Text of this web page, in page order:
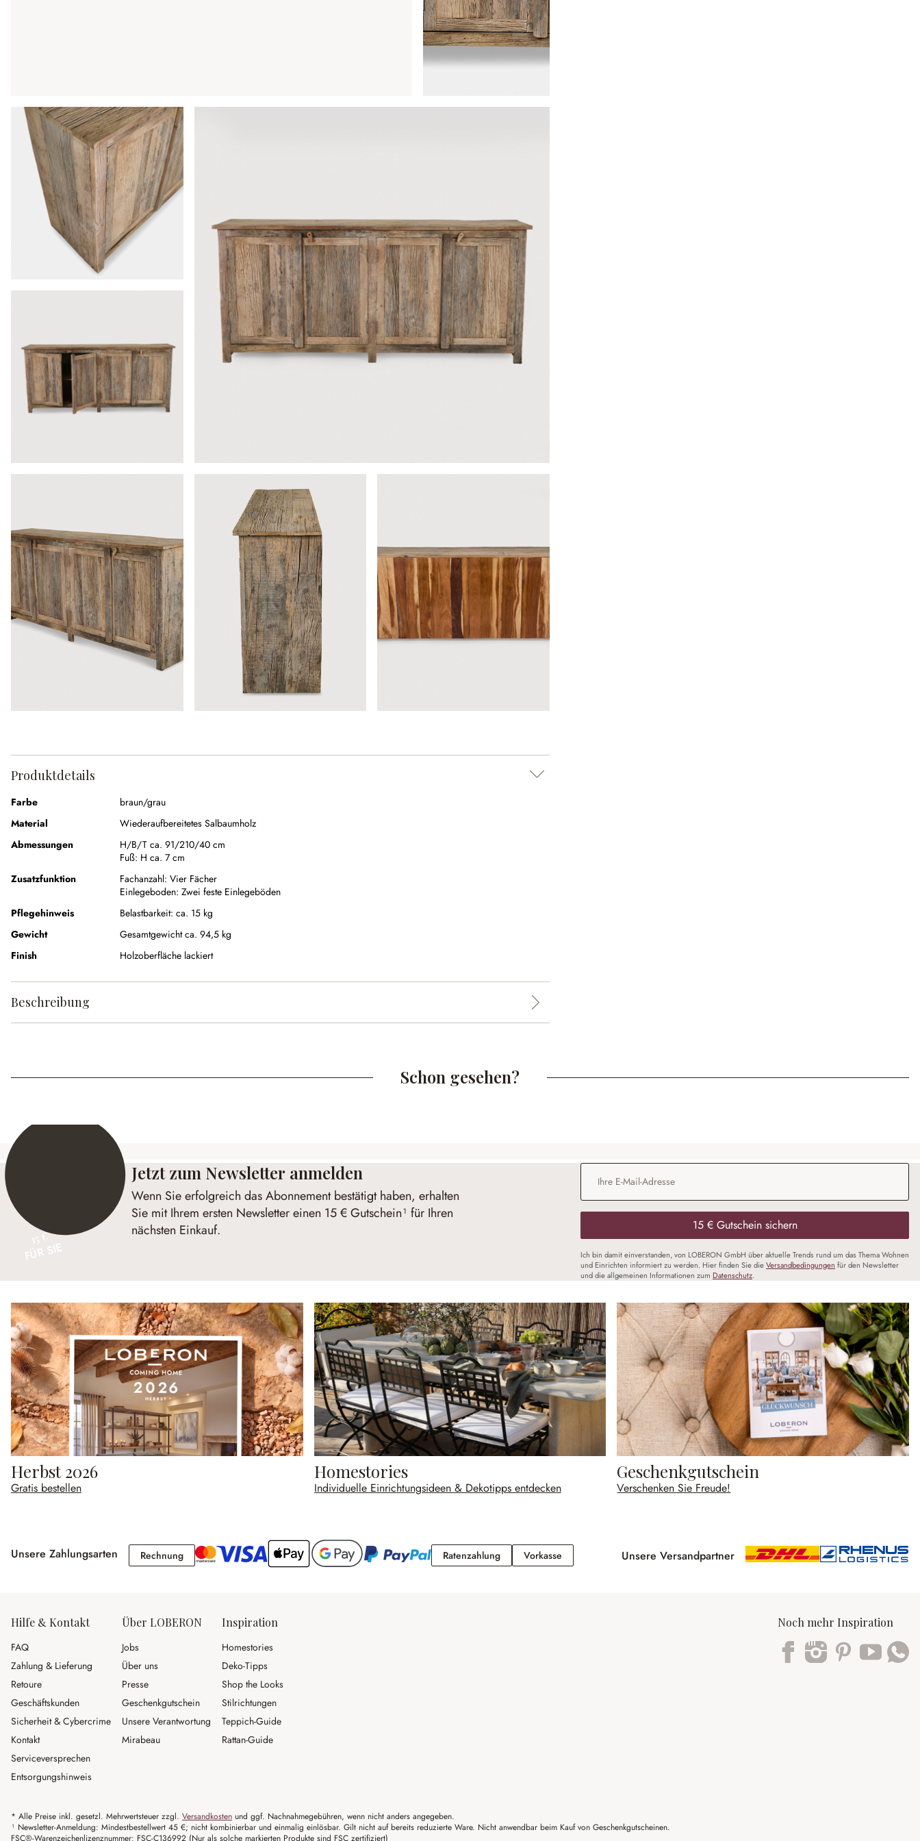
Produktdetails
Farbe
braun/grau
Material
Wiederaufbereitetes Salbaumholz
Abmessungen
H/B/T ca. 91/210/40 cm
Fuß: H ca. 7 cm
Zusatzfunktion
Fachanzahl: Vier Fächer
Einlegeboden: Zwei feste Einlegeböden
Pflegehinweis
Belastbarkeit: ca. 15 kg
Gewicht
Gesamtgewicht ca. 94,5 kg
Finish
Holzoberfläche lackiert
Beschreibung
Schon gesehen?
15 €
Jetzt zum Newsletter anmelden
Wenn Sie erfolgreich das Abonnement bestätigt haben, erhalten
Sie mit Ihrem ersten Newsletter einen 15 € Gutschein¹ für Ihren
nächsten Einkauf.
E-Mail-Adresse
15 € Gutschein sichern
Ich bin damit einverstanden, von LOBERON GmbH über aktuelle Trends rund um das Thema Wohnen
und Einrichten informiert zu werden. Hier finden Sie dieVersandbedingungen für den Newsletter
und die allgemeinen Informationen zum Datenschutz.
Herbst 2026
Gratis bestellen
Homestories
Individuelle Einrichtungsideen & Dekotipps entdecken
Geschenkgutschein
Verschenken Sie Freude!
Unsere Zahlungsarten RechnungRechnung RatenzahlungRatenzahlung
VorkasseVorkasse Unsere Versandpartner
Hilfe & Kontakt
FAQ
Zahlung & Lieferung
Retoure
Geschäftskunden
Sicherheit & Cybercrime
Kontakt
Serviceversprechen
Entsorgungshinweis
Über LOBERON
Jobs
Über uns
Presse
Geschenkgutschein
Unsere Verantwortung
Mirabeau
Inspiration
Homestories
Deko-Tipps
Shop the Looks
Stilrichtungen
Teppich-Guide
Rattan-Guide
Noch mehr Inspiration
* Alle Preise inkl. gesetzl. Mehrwertsteuer zzgl. Versandkosten und ggf. Nachnahmegebühren, wenn nicht anders angegeben.
¹ Newsletter-Anmeldung: Mindestbestellwert 45 €; nicht kombinierbar und einmalig einlösbar. Gilt nicht auf bereits reduzierte Ware. Nicht anwendbar beim Kauf von Geschenkgutscheinen.
FSC®-Warenzeichenlizenznummer: FSC-C136992 (Nur als solche markierten Produkte sind FSC zertifiziert)